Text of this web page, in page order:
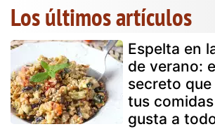
Los últimos artículos
Espelta en
de verano:
secreto
tus
gusta a